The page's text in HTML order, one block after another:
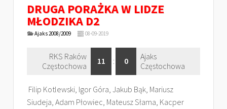
DRUGA PORAŻKA W LIDZE
MŁODZIKA D2
Ajaks 2008/2009 08-09-2019
RKS Raków
Częstochowa
11 : 0
Ajaks
Częstochowa
Filip Kotlewski, Igor Góra, Jakub Bąk, Mariusz
Siudeja, Adam Płowiec, Mateusz Słama, Kacper